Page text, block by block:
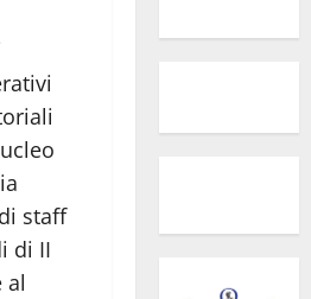
staff
di II
al